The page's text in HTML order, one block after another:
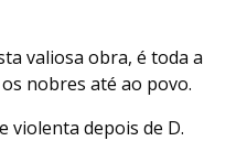
valiosa obra, é toda a
nobres até ao povo.
violenta depois de D.